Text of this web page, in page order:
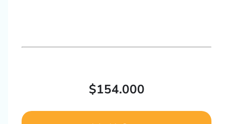
$154.000